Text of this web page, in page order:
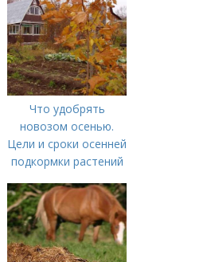
Что удобрять
новозом осенью.
Цели и сроки осенней
подкормки растений